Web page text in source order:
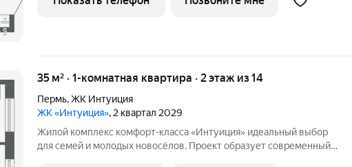
5
в сложившуюся
35 м² · 1-комнатная квартира · 2 этаж из 14
Пермь,ЖК Интуиция
ЖК «Интуиция», 2 квартал 2029
Жилой комплекс комфорт-класса «Интуиция» идеальный выбор
для семей и молодых новосёлов. Проект образует современный